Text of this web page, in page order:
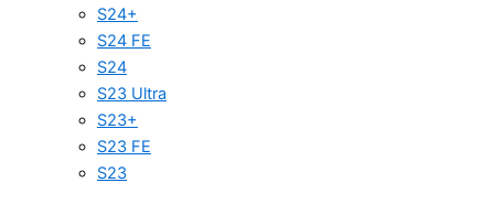
S24+
S24 FE
S24
S23 Ultra
S23+
S23 FE
S23